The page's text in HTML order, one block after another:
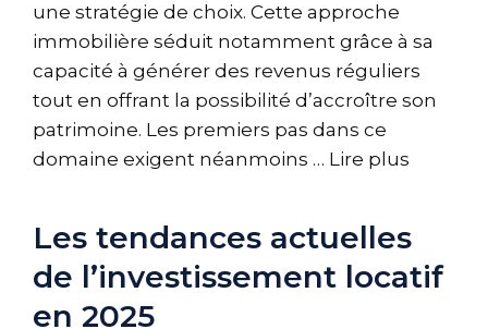
une stratégie de choix. Cette approche
immobilière séduit notamment grâce à sa
capacité à générer des revenus réguliers
tout en offrant la possibilité d’accroître son
patrimoine. Les premiers pas dans ce
domaine exigent néanmoins … Lire plus
Les tendances actuelles
de l’investissement locatif
en 2025